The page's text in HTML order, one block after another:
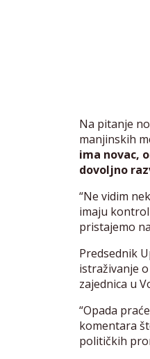
Na pitanje
manjinskih
ima novac,
dovoljno
“Ne vidim
imaju
pristajemo
Predsednik
istraživanje
zajednica u
“Opada
komentara
političkih